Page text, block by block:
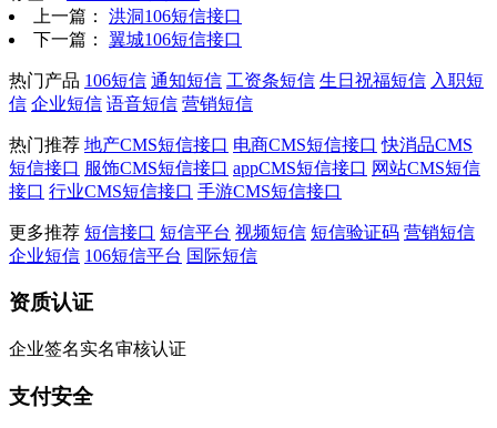
上一篇： 洪洞106短信接口
下一篇： 翼城106短信接口
热门产品 106短信 通知短信 工资条短信 生日祝福短信 入职短
信 企业短信 语音短信 营销短信
热门推荐 地产CMS短信接口 电商CMS短信接口 快消品CMS
短信接口 服饰CMS短信接口 appCMS短信接口 网站CMS短信
接口 行业CMS短信接口 手游CMS短信接口
更多推荐 短信接口 短信平台 视频短信 短信验证码 营销短信
企业短信 106短信平台 国际短信
资质认证
企业签名实名审核认证
支付安全